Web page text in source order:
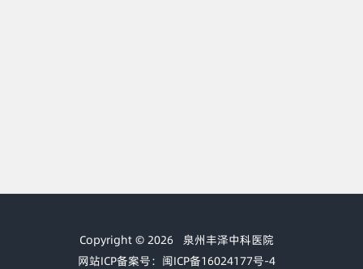
Copyright © 2026 泉州丰泽中科医院
网站ICP备案号：闽ICP备16024177号-4